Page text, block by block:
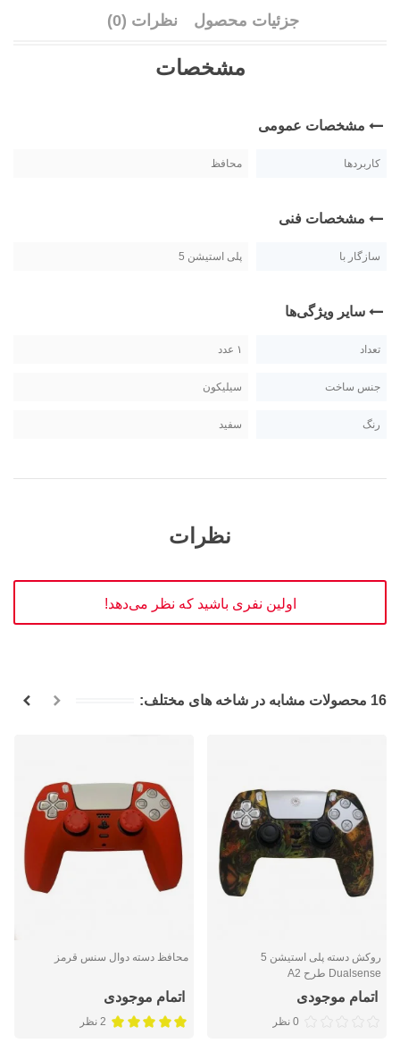
جزئیات محصول نظرات (0)
مشخصات
مشخصات عمومی
کاربردها محافظ
مشخصات فنی
سازگار با پلی استیشن 5
سایر ویژگی‌ها
تعداد ۱ عدد
جنس ساخت سیلیکون
رنگ سفید
نظرات
اولین نفری باشید که نظر می‌دهد!
16 محصولات مشابه در شاخه های مختلف:
روکش دسته پلی استیشن 5
Dualsense طرح A2
اتمام موجودی
0 نظر
محافظ دسته دوال سنس قرمز
اتمام موجودی
2 نظر